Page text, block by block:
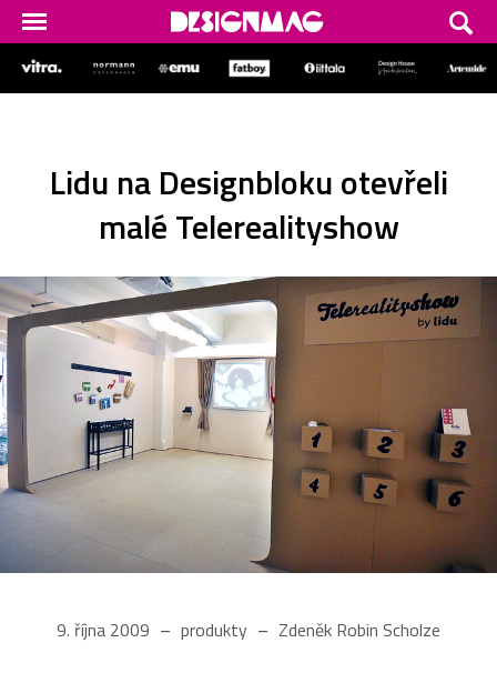
Lidu na Designbloku otevřeli
malé Telerealityshow
9. října 2009 produkty Zdeněk Robin Scholze